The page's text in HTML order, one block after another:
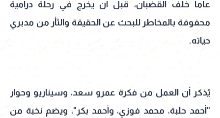
عاماً خلف القضبان، قبل أن يخرج في رحلة درامية
محفوفة بالمخاطر للبحث عن الحقيقة والثأر من مدبري
حياته.
يُذكر أن العمل من فكرة عمرو سعد، وسيناريو وحوار
"أحمد حلبة، محمد فوزي، وأحمد بكر"، ويضم نخبة من